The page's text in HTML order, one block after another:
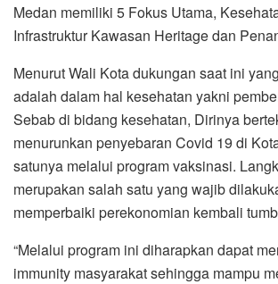
Medan memiliki 5 Fokus Utama,
Infrastruktur Kawasan Heritage dan
Menurut Wali Kota dukungan saat ini
adalah dalam hal kesehatan yakni
Sebab di bidang kesehatan, Dirinya
menurunkan penyebaran Covid 19 di
satunya melalui program vaksinasi.
merupakan salah satu yang wajib
memperbaiki perekonomian kembali
“Melalui program ini diharapkan dapat
immunity masyarakat sehingga mampu